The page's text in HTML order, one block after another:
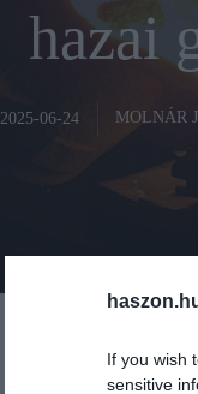
If you wish
sensitive
hazai
2025-06-24 MOLNÁR